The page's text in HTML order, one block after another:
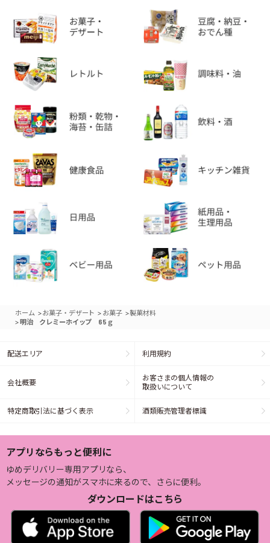
ホーム >お菓子・デザート > お菓子 >製菓材料
> 明治 クレミーホイップ 65ｇ
配送エリア 利用規約
会社概要
お客さまの個人情報の
取扱いについて
特定商取引法に基づく表示 酒類販売管理者標識
アプリならもっと便利に
ゆめデリバリー専用アプリなら、
メッセージの通知がスマホに来るので、さらに便利。
ダウンロードはこちら